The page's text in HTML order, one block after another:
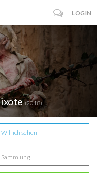
LOGIN
(2018)
Will ich sehen
Sammlung